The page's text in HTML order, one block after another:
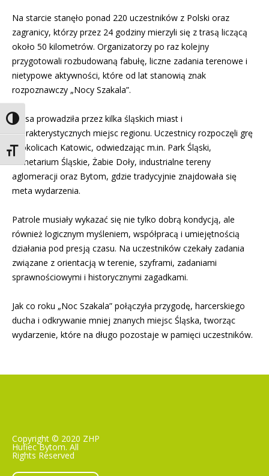
Toggle High Contrast
Toggle Font size
Na starcie stanęło ponad 220 uczestników z Polski oraz
zagranicy, którzy przez 24 godziny mierzyli się z trasą liczącą
około 50 kilometrów. Organizatorzy po raz kolejny
przygotowali rozbudowaną fabułę, liczne zadania terenowe i
nietypowe aktywności, które od lat stanowią znak
rozpoznawczy „Nocy Szakala”.
Trasa prowadziła przez kilka śląskich miast i
charakterystycznych miejsc regionu. Uczestnicy rozpoczęli grę
w okolicach Katowic, odwiedzając m.in. Park Śląski,
Planetarium Śląskie, Żabie Doły, industrialne tereny
aglomeracji oraz Bytom, gdzie tradycyjnie znajdowała się
meta wydarzenia.
Patrole musiały wykazać się nie tylko dobrą kondycją, ale
również logicznym myśleniem, współpracą i umiejętnością
działania pod presją czasu. Na uczestników czekały zadania
związane z orientacją w terenie, szyframi, zadaniami
sprawnościowymi i historycznymi zagadkami.
Jak co roku „Noc Szakala” połączyła przygodę, harcerskiego
ducha i odkrywanie mniej znanych miejsc Śląska, tworząc
wydarzenie, które na długo pozostaje w pamięci uczestników.
Copyright © 2020 ZHP
Hufiec Bytom. All
Rights Reserved